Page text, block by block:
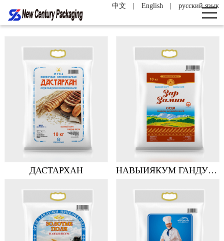
中文 English русский язык
ДАСТАРХАН НАВЫИЯКУМ ГАНДУМИНонвойхона